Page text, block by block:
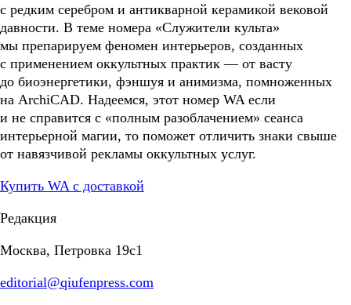
с редким серебром и антикварной керамикой вековой
давности. В теме номера «Служители культа»
мы препарируем феномен интерьеров, созданных
с применением оккультных практик — от васту
до биоэнергетики, фэншуя и анимизма, помноженных
на ArchiCAD. Надеемся, этот номер WA если
и не справится с «полным разоблачением» сеанса
интерьерной магии, то поможет отличить знаки свыше
от навязчивой рекламы оккультных услуг.
Купить WA с доставкой
Редакция
Москва, Петровка 19с1
editorial@qiufenpress.com